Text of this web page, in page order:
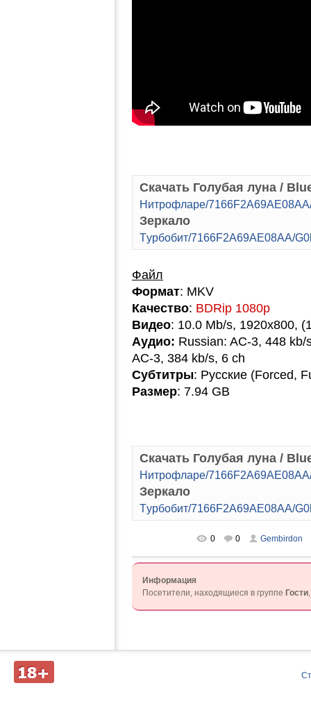
Скачать Голубая луна /
Hитpoфлape/
Зеркало
Tуpбoбит/7166F2A69AE08AA/
Файл
Формат: MKV
Качество: BDRip 1080p
Видео: 10.0 Mb/s, 1920x800,
Аудио: Russian: AC-3, 448
AC-3, 384 kb/s, 6 ch
Субтитры: Русские (Forced,
Размер: 7.94 GB
Скачать Голубая луна /
Hитpoфлape/
Зеркало
Tуpбoбит/7166F2A69AE08AA/
0 0 Gembirdon
Информация
Посетители, находящиеся в группе Гости